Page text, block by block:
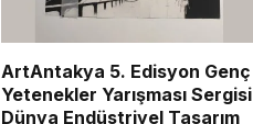
ArtAntakya 5. Edisyon Genç
Yetenekler Yarışması Sergisi
Dünya Endüstriyel Tasarım